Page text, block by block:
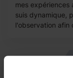
mes expériences
suis dynamique,
l'observation afin